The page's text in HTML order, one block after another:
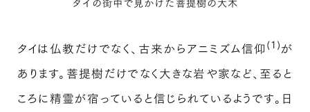
タイは仏教だけでなく、古来からアニミズム信仰(1)が
あります。菩提樹だけでなく大きな岩や家など、至ると
ころに精霊が宿っていると信じられているようです。日